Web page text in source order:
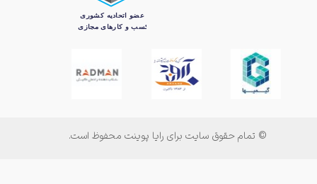
© تمام حقوق سایت برای رایا پوینت محفوظ است.